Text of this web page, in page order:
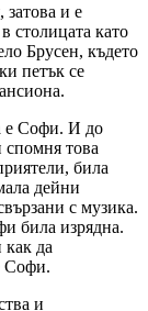
затова и е
столицата като
Брусен, където
петък се
е Софи. И до
спомня това
била
дейни
с музика.
била изрядна.
как да
Софи.
и